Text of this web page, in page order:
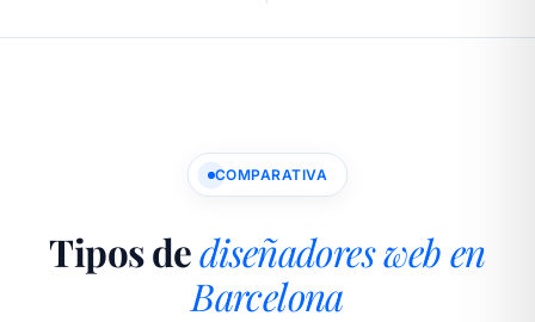
COMPARATIVA
Tipos dediseñadores web en
Barcelona